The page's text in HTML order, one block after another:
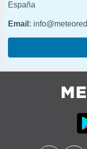
en
España
Email: